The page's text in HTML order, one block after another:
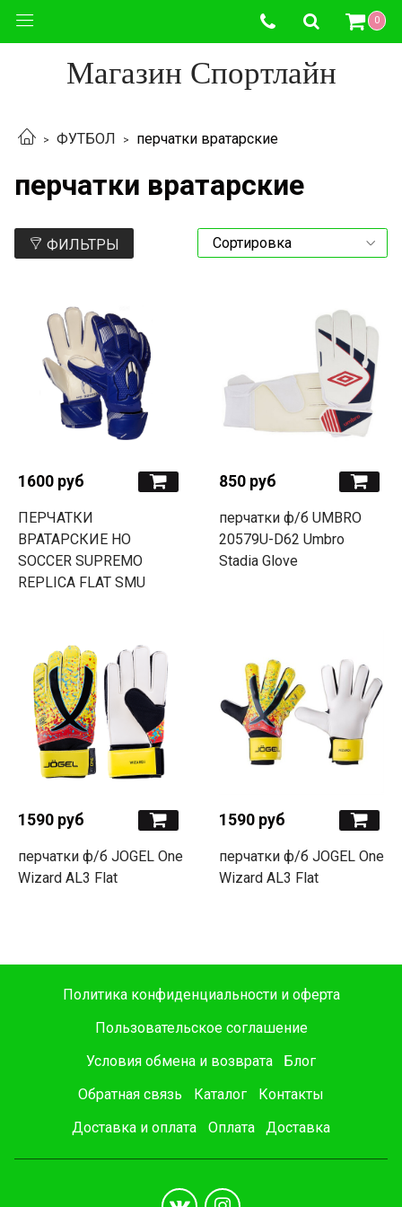
0
Магазин Спортлайн
ФУТБОЛ перчатки вратарские
перчатки вратарские
ФИЛЬТРЫ
1600 руб
ПЕРЧАТКИ
ВРАТАРСКИЕ HO
SOCCER SUPREMO
REPLICA FLAT SMU
850 руб
перчатки ф/б UMBRO
20579U-D62 Umbro
Stadia Glove
1590 руб
перчатки ф/б JOGEL One
Wizard AL3 Flat
1590 руб
перчатки ф/б JOGEL One
Wizard AL3 Flat
Политика конфиденциальности и оферта
Пользовательское соглашение
Условия обмена и возврата
Блог
Обратная связь
Каталог
Контакты
Доставка и оплата
Оплата Доставка